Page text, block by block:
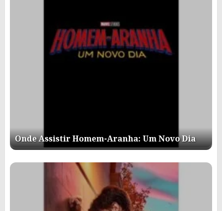
Onde Assistir Homem-Aranha: Um Novo Dia